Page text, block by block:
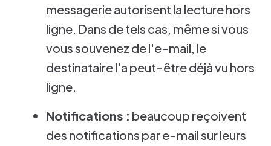
messagerie autorisent la lecture hors
ligne. Dans de tels cas, même si vous
vous souvenez de l'e-mail, le
destinataire l'a peut-être déjà vu hors
ligne.
Notifications : beaucoup reçoivent
des notifications par e-mail sur leurs